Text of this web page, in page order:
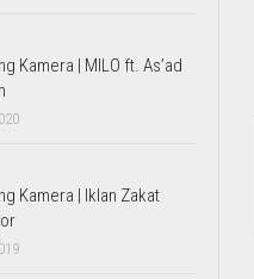
Kamera | MILO ft. As’ad
Kamera | Iklan Zakat